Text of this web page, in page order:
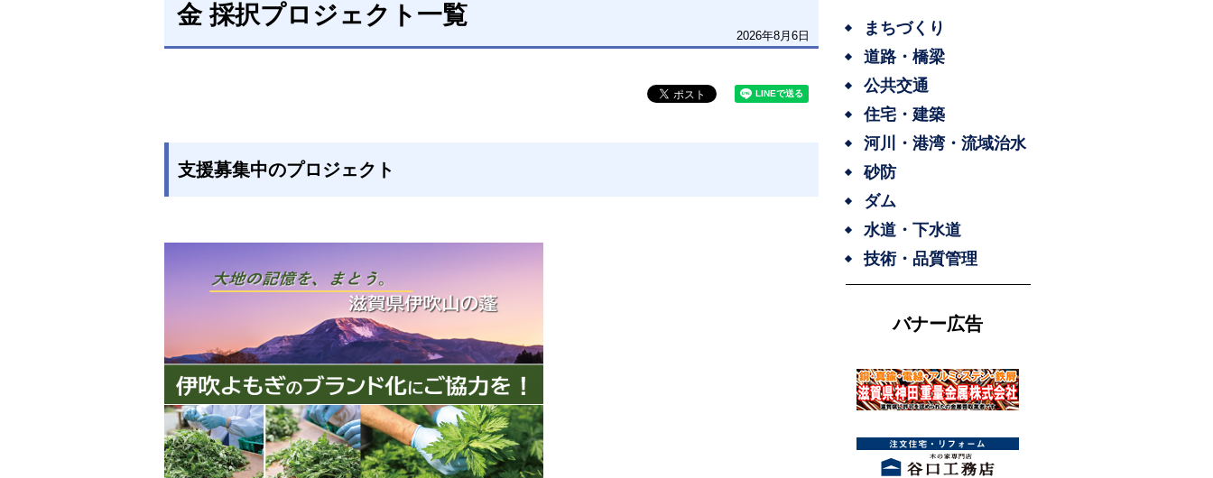
金 採択プロジェクト一覧
2026年8月6日
支援募集中のプロジェクト
まちづくり
道路・橋梁
公共交通
住宅・建築
河川・港湾・流域治水
砂防
ダム
水道・下水道
技術・品質管理
バナー広告